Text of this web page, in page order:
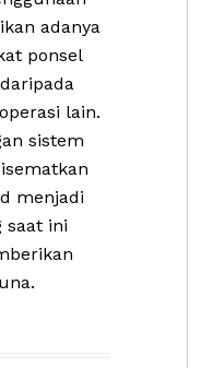
adanya
ponsel
lain.
sistem
menjadi
saat ini